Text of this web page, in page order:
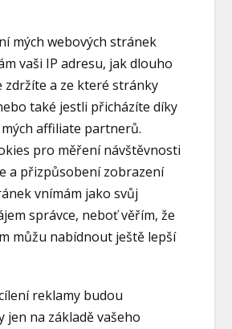
mých webových stránek
vaši IP adresu, jak dlouho
zdržíte a ze které stránky
také jestli přicházíte díky
affiliate partnerů.
pro měření návštěvnosti
a přizpůsobení zobrazení
vnímám jako svůj
správce, neboť věřím, že
můžu nabídnout ještě lepší
reklamy budou
jen na základě vašeho